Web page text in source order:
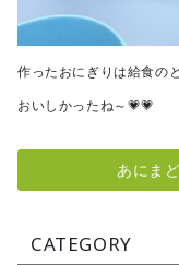
作ったおにぎりは給食の
おいしかったね～💗💗
あにま
CATEGORY